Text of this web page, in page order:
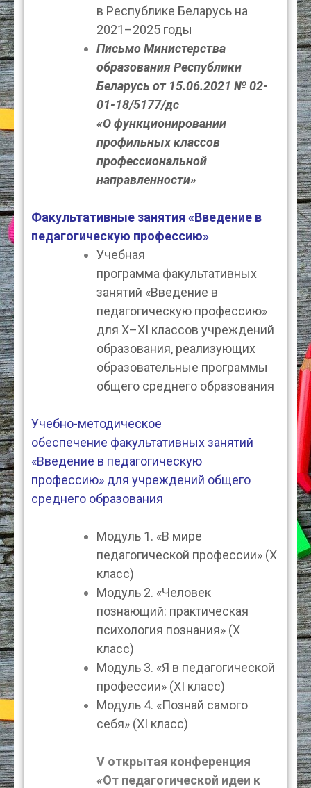
в Республике Беларусь на
2021–2025 годы
Письмо Министерства
образования Республики
Беларусь от 15.06.2021 № 02-
01-18/5177/дс
«О функционировании
профильных классов
профессиональной
направленности»
Факультативные занятия «Введение в
педагогическую профессию»
Учебная
программа факультативных
занятий «Введение в
педагогическую профессию»
для X–XI классов учреждений
образования, реализующих
образовательные программы
общего среднего образования
Учебно-методическое
обеспечение факультативных занятий
«Введение в педагогическую
профессию» для учреждений общего
среднего образования
Модуль 1. «В мире
педагогической профессии» (Х
класс)
Модуль 2. «Человек
познающий: практическая
психология познания» (Х
класс)
Модуль 3. «Я в педагогической
профессии» (ХI класс)
Модуль 4. «Познай самого
себя» (ХI класс)
V открытая конференция
«От педагогической идеи к